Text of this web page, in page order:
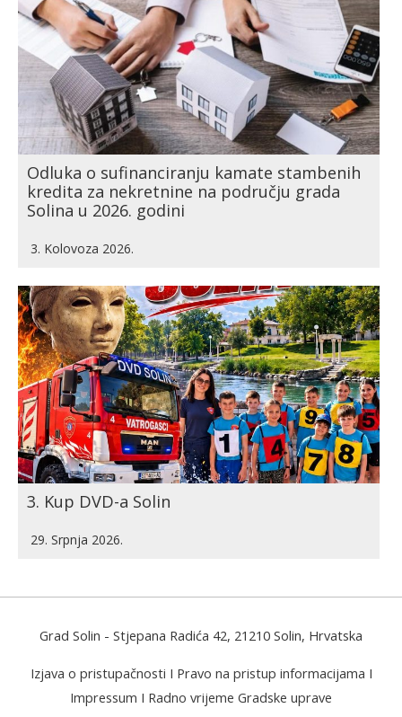
Odluka o sufinanciranju kamate stambenih
kredita za nekretnine na području grada
Solina u 2026. godini
3. Kolovoza 2026.
3. Kup DVD-a Solin
29. Srpnja 2026.
Grad Solin - Stjepana Radića 42, 21210 Solin, Hrvatska
Izjava o pristupačnosti I Pravo na pristup informacijama I
Impressum I Radno vrijeme Gradske uprave